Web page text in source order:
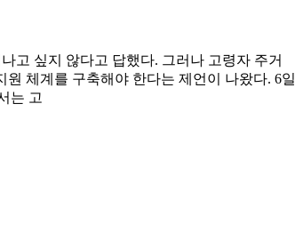
고 싶지 않다고 답했다. 그러나 고령자 주거
체계를 구축해야 한다는 제언이 나왔다. 6일
는 고